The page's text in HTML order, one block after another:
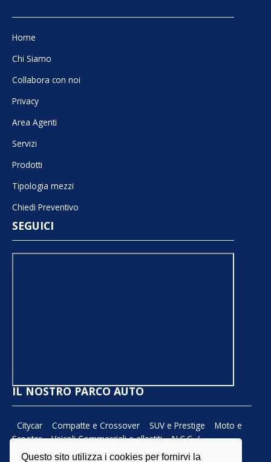
Questo sito utilizza i cookies per fornirvi la
Home
Chi Siamo
Collabora con noi
Privacy
Area Agenti
Servizi
Prodotti
Tipologia mezzi
Chiedi Preventivo
SEGUICI
IL NOSTRO PARCO AUTO
Citycar Compatte e Crossover SUV e Prestige
Moto e
Scooter
Veicoli Commerciali e allestiti
N.C.C. /
TAXI
MiniCar Per Marchi